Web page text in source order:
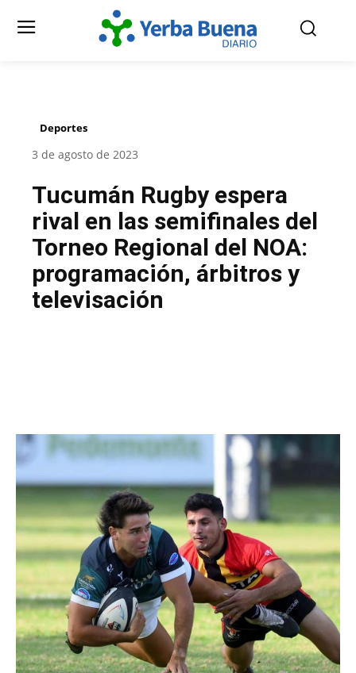
Deportes
3 de agosto de 2023
Tucumán Rugby espera
rival en las semifinales del
Torneo Regional del NOA:
programación, árbitros y
televisación